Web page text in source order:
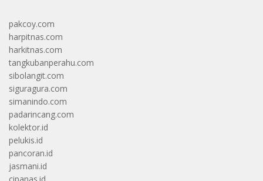
pakcoy.com
harpitnas.com
harkitnas.com
tangkubanperahu.com
sibolangit.com
siguragura.com
simanindo.com
padarincang.com
kolektor.id
pelukis.id
pancoran.id
jasmani.id